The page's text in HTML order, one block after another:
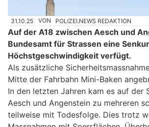
31.10.25 VON POLIZEI.NEWS REDAKTION
Auf der A18 zwischen Aesch und
Bundesamt für Strassen eine
Höchstgeschwindigkeit verfügt.
Als zusätzliche
Mitte der Fahrbahn Mini-Baken
In den letzten Jahren kam es auf der
Aesch und Angenstein zu mehreren
teilweise mit Todesfolge. Dies trotz